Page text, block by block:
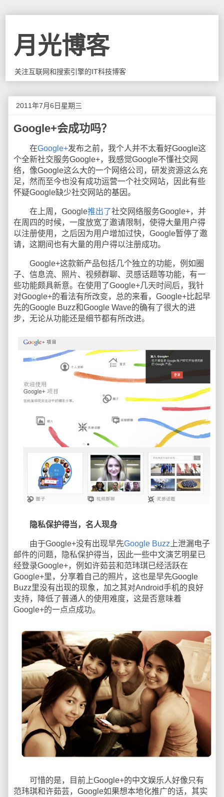
月光博客
关注互联网和搜索引擎的IT科技博客
2011年7月6日星期三
Google+会成功吗？
在Google+发布之前，我个人并不太看好Google这
个全新社交服务Google+，我感觉Google不懂社交网
络，像Google这么大的一个网络公司，研发资源这么充
足，然而至今也没有成功运营一个社交网站，因此有些
怀疑Google缺少社交网站的基因。
在上周，Google推出了社交网络服务Google+，并
在周四的时候，一度放宽了邀请限制，使得大量用户得
以注册使用，之后因为用户增加过快，Google暂停了邀
请，这期间也有大量的用户得以注册成功。
Google+这款新产品包括几个独立的功能，例如圈
子、信息流、照片、视频群聊、灵感话题等功能，有一
些功能颇具新意。在使用了Google+几天时间后，我针
对Google+的看法有所改变，总的来看，Google+比起早
先的Google Buzz和Google Wave的确有了很大的进
步，无论从功能还是细节都有所改进。
隐私保护得当，名人现身
由于Google+没有出现早先Google Buzz 上泄漏电子
邮件的问题，隐私保护得当，因此一些中文演艺明星已
经登录Google+，例如许茹芸和范玮琪已经活跃在
Google+里，分享着自己的照片，这也是早先Google
Buzz里没有出现的现象，加之其对Android手机的良好
支持，降低了普通人的使用难度，这是否意味着
Google+的一点点成功。
可惜的是，目前上Google+的中文娱乐人好像只有
范玮琪和许茹芸，Google如果想本地化推广的话，其实